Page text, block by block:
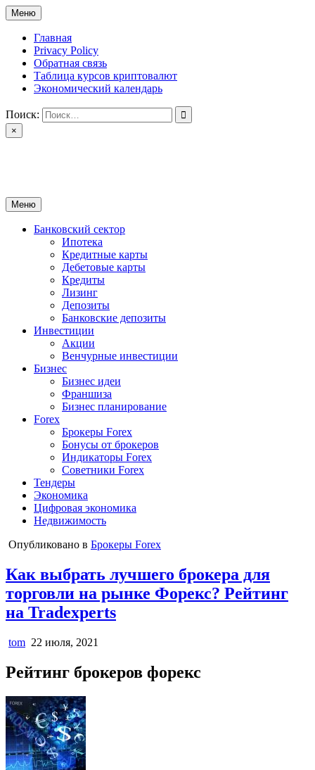
Перейти
к
содержимому
Меню
Главная
Privacy Policy
Обратная связь
Таблица курсов криптовалют
Экономический календарь
Поиск:
×
Меню
Банковский сектор
Ипотека
Кредитные карты
Дебетовые карты
Кредиты
Лизинг
Депозиты
Банковские депозиты
Инвестиции
Акции
Венчурные инвестиции
Бизнес
Бизнес идеи
Франшиза
Бизнес планирование
Forex
Брокеры Forex
Бонусы от брокеров
Индикаторы Forex
Советники Forex
Тендеры
Экономика
Цифровая экономика
Недвижимость
Опубликовано в Брокеры Forex
Как выбрать лучшего брокера для
торговли на рынке Форекс? Рейтинг
на Tradexperts
tom 22 июля, 2021
Рейтинг брокеров форекс